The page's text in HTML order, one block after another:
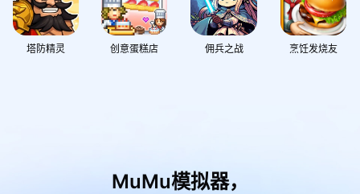
塔防精灵 创意蛋糕店 佣兵之战 烹饪发烧友
MuMu模拟器，